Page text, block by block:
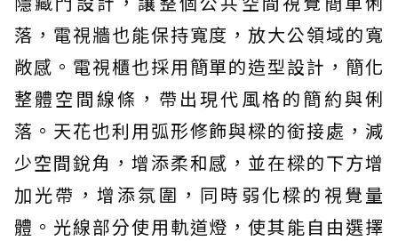
落，電視牆也能保持寬度，放大公領域的寬
敞感。電視櫃也採用簡單的造型設計，簡化
整體空間線條，帶出現代風格的簡約與俐
落。天花也利用弧形修飾與樑的銜接處，減
少空間銳角，增添柔和感，並在樑的下方增
加光帶，增添氛圍，同時弱化樑的視覺量
體。光線部分使用軌道燈，使其能自由選擇